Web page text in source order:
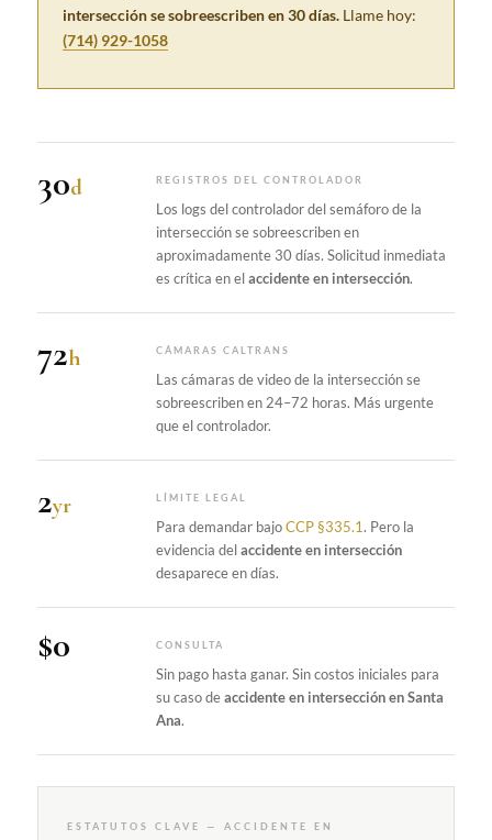
intersección se sobreescriben en 30 días. Llame hoy:
(714) 929-1058
30d REGISTROS DEL CONTROLADOR
Los logs del controlador del semáforo de la
intersección se sobreescriben en
aproximadamente 30 días. Solicitud inmediata
es crítica en elaccidente en intersección.
72h CÁMARAS CALTRANS
Las cámaras de video de la intersección se
sobreescriben en 24–72 horas. Más urgente
que el controlador.
2yr LÍMITE LEGAL
Para demandar bajoCCP §335.1. Pero la
evidencia delaccidente en intersección
desaparece en días.
$0 CONSULTA
Sin pago hasta ganar. Sin costos iniciales para
su caso deaccidente en intersección en Santa
Ana.
ESTATUTOS CLAVE — ACCIDENTE EN